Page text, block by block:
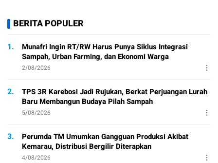
BERITA POPULER
1.
Munafri Ingin RT/RW Harus Punya Siklus Integrasi
Sampah, Urban Farming, dan Ekonomi Warga
2/08/2026
2.
TPS 3R Karebosi Jadi Rujukan, Berkat Perjuangan Lurah
Baru Membangun Budaya Pilah Sampah
5/08/2026
3.
Perumda TM Umumkan Gangguan Produksi Akibat
Kemarau, Distribusi Bergilir Diterapkan
4/08/2026